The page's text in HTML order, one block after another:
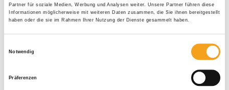
Partner für soziale Medien, Werbung und Analysen weiter. Unsere Partner führen diese
Informationen möglicherweise mit weiteren Daten zusammen, die Sie ihnen bereitgestellt
haben oder die sie im Rahmen Ihrer Nutzung der Dienste gesammelt haben.
Notwendig
Präferenzen